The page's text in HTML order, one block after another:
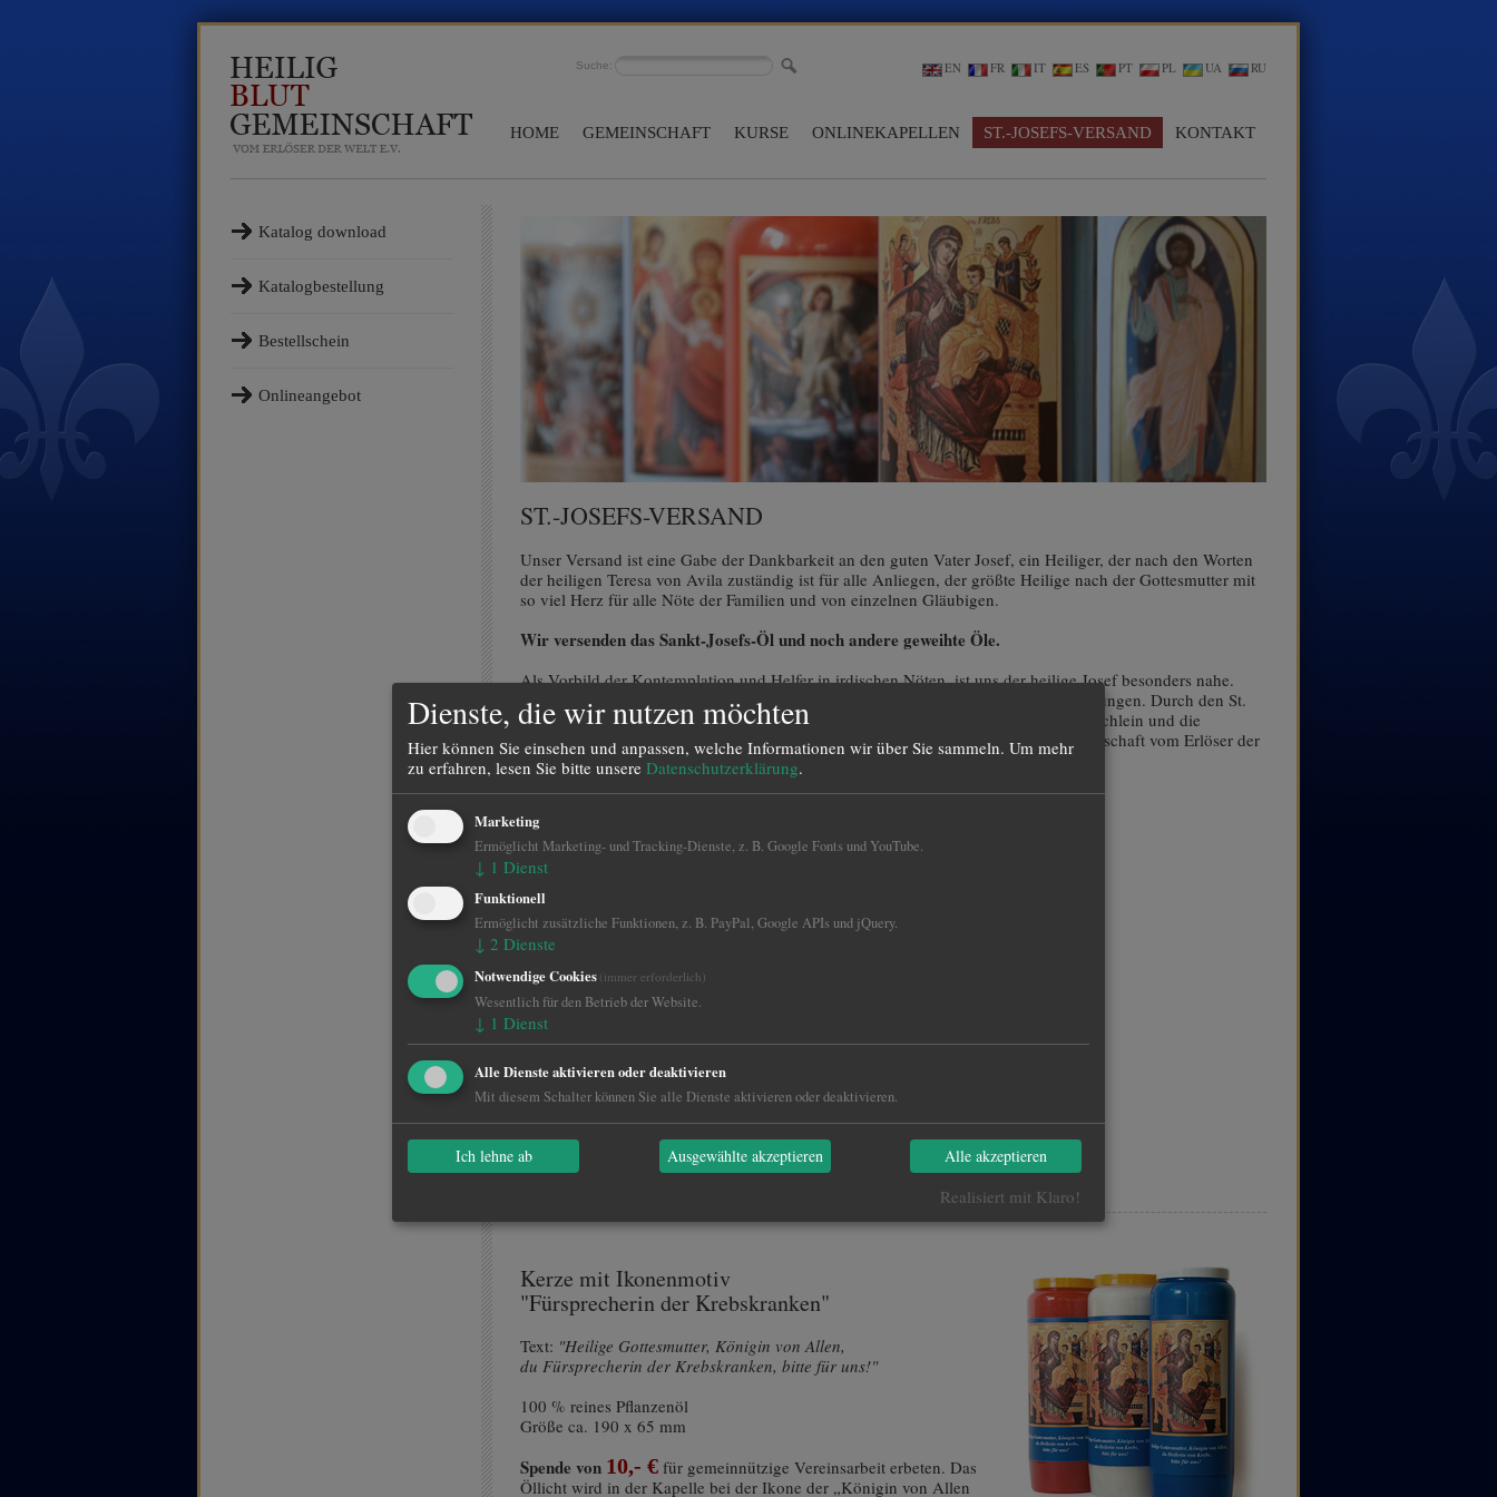
Suche: EN FR IT ES PT PL UA RU
HOME GEMEINSCHAFT KURSE ONLINEKAPELLEN ST.-JOSEFS-VERSAND KONTAKT
Katalog download
Katalogbestellung
Bestellschein
Onlineangebot
ST.-JOSEFS-VERSAND
Unser Versand ist eine Gabe der Dankbarkeit an den guten Vater Josef, ein Heiliger, der nach den Worten
der heiligen Teresa von Avila zuständig ist für alle Anliegen, der größte Heilige nach der Gottesmutter mit
so viel Herz für alle Nöte der Familien und von einzelnen Gläubigen.
Wir versenden das Sankt-Josefs-Öl und noch andere geweihte Öle.
Als Vorbild der Kontemplation und Helfer in irdischen Nöten, ist uns der heilige Josef besonders nahe.
Auch als „Patron der Arbeiter“, inmitten einer Arbeitswelt mit vielfältigen Anforderungen. Durch den St.
Josef’s Versand unterstützen Sie das Schriftenapostolat, den Neudruck von Gebetbüchlein und die
Beantwortung von Briefen mit Gebetsanliegen unseres Vereins „Heilig-Blut-Gemeinschaft vom Erlöser der
Welt, e.V.
Wir danken Ihnen für Ihre Unterstützung!
Kerze mit Ikonenmotiv
"Fürsprecherin der Krebskranken"
Text: "Heilige Gottesmutter, Königin von Allen,
du Fürsprecherin der Krebskranken, bitte für uns!"
100 % reines Pflanzenöl
Größe ca. 190 x 65 mm
Spende von 10,- € für gemeinnützige Vereinsarbeit erbeten. Das
Öllicht wird in der Kapelle bei der Ikone der „Königin von Allen
Dienste, die wir nutzen möchten
Hier können Sie einsehen und anpassen, welche Informationen wir über Sie sammeln. Um mehr
zu erfahren, lesen Sie bitte unsere Datenschutzerklärung.
Marketing
Ermöglicht Marketing- und Tracking-Dienste, z. B. Google Fonts und YouTube.
↓ 1 Dienst
Funktionell
Ermöglicht zusätzliche Funktionen, z. B. PayPal, Google APIs und jQuery.
↓ 2 Dienste
Notwendige Cookies (immer erforderlich)
Wesentlich für den Betrieb der Website.
↓ 1 Dienst
Alle Dienste aktivieren oder deaktivieren
Mit diesem Schalter können Sie alle Dienste aktivieren oder deaktivieren.
Ich lehne ab Ausgewählte akzeptieren Alle akzeptieren
Realisiert mit Klaro!